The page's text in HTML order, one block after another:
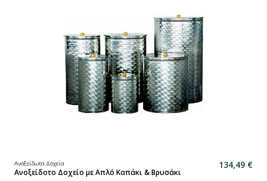
Ανοξείδωτα Δοχεία
Ανοξείδοτο Δοχείο με Απλό Καπάκι & Βρυσάκι
134,49 €